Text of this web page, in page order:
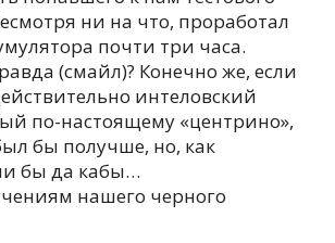
ни на что, проработал
почти три часа.
(смайл)? Конечно же, если
интеловский
по-настоящему «центрино»,
бы получше, но, как
бы да кабы…
нашего черного